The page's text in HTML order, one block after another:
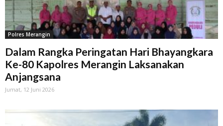
Polres Merangin
Dalam Rangka Peringatan Hari Bhayangkara
Ke-80 Kapolres Merangin Laksanakan
Anjangsana
Jumat, 12 Juni 2026